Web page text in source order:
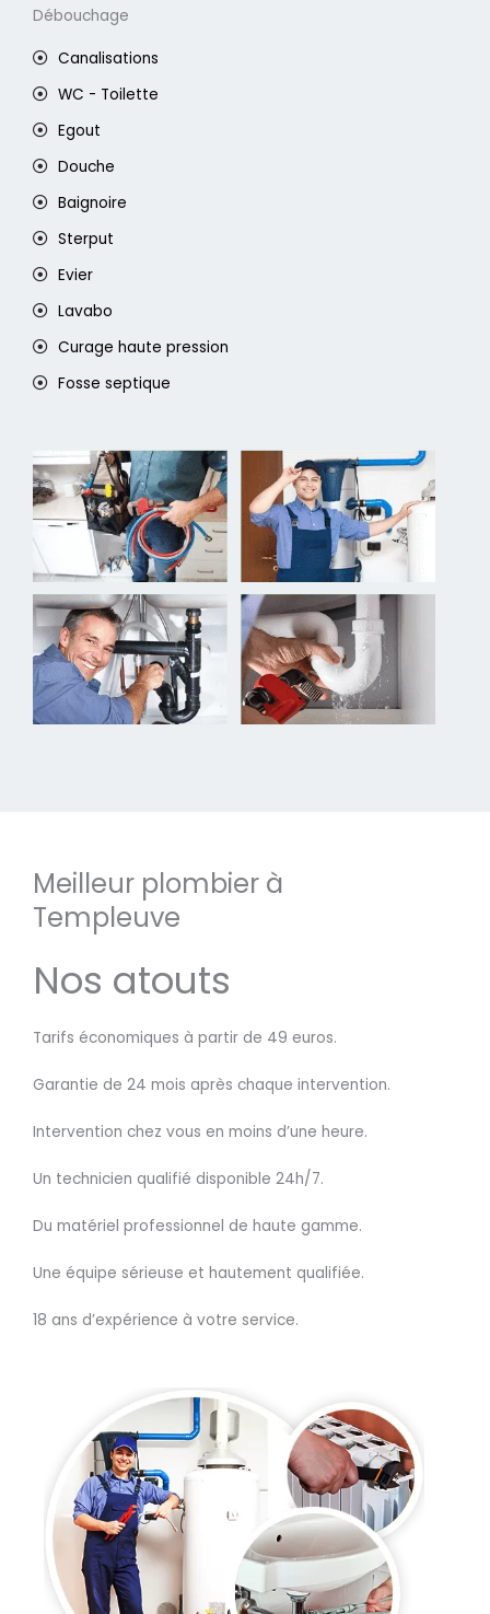
Débouchage
Canalisations
WC - Toilette
Egout
Douche
Baignoire
Sterput
Evier
Lavabo
Curage haute pression
Fosse septique
Meilleur plombier à
Templeuve
Nos atouts
Tarifs économiques à partir de 49 euros.
Garantie de 24 mois après chaque intervention.
Intervention chez vous en moins d’une heure.
Un technicien qualifié disponible 24h/7.
Du matériel professionnel de haute gamme.
Une équipe sérieuse et hautement qualifiée.
18 ans d’expérience à votre service.